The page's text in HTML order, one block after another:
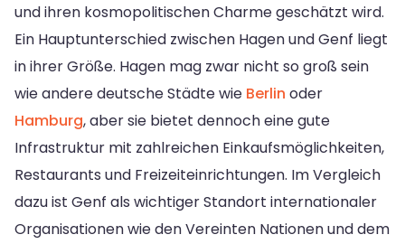
und ihren kosmopolitischen Charme geschätzt wird.
Ein Hauptunterschied zwischen Hagen und Genf liegt
in ihrer Größe. Hagen mag zwar nicht so groß sein
wie andere deutsche Städte wie Berlin oder
Hamburg, aber sie bietet dennoch eine gute
Infrastruktur mit zahlreichen Einkaufsmöglichkeiten,
Restaurants und Freizeiteinrichtungen. Im Vergleich
dazu ist Genf als wichtiger Standort internationaler
Organisationen wie den Vereinten Nationen und dem